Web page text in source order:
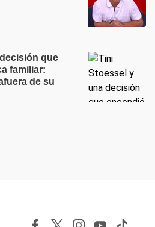
que
familiar:
de su